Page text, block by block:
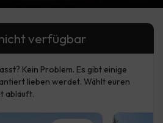
verfügbar
Kein Problem. Es gibt einige
lieben werdet. Wählt euren
abläuft.